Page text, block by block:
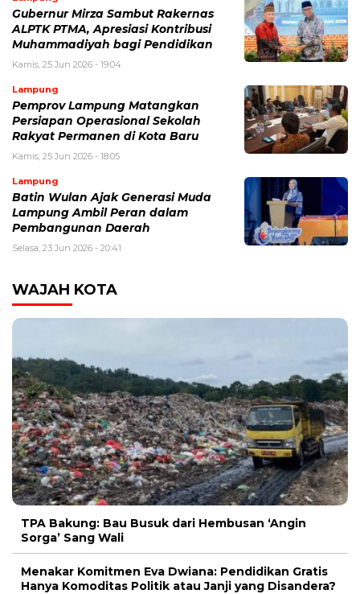
Gubernur Mirza Sambut Rakernas
ALPTK PTMA, Apresiasi Kontribusi
Muhammadiyah bagi Pendidikan
Kamis, 25 Jun 2026 - 19:04
Lampung
Pemprov Lampung Matangkan
Persiapan Operasional Sekolah
Rakyat Permanen di Kota Baru
Kamis, 25 Jun 2026 - 18:05
Lampung
Batin Wulan Ajak Generasi Muda
Lampung Ambil Peran dalam
Pembangunan Daerah
Selasa, 23 Jun 2026 - 20:41
WAJAH KOTA
TPA Bakung: Bau Busuk dari Hembusan ‘Angin
Sorga’ Sang Wali
Menakar Komitmen Eva Dwiana: Pendidikan Gratis
Hanya Komoditas Politik atau Janji yang Disandera?